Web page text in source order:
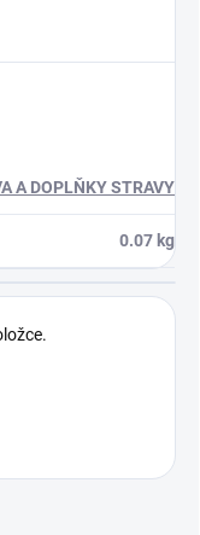
A DOPLŇKY STRAVY
0.07 kg